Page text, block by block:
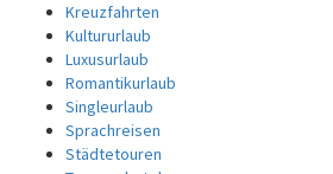
Kreuzfahrten
Kultururlaub
Luxusurlaub
Romantikurlaub
Singleurlaub
Sprachreisen
Städtetouren